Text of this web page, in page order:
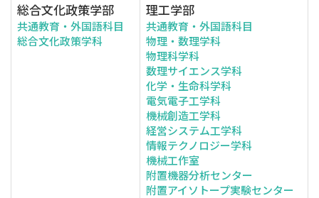
総合文化政策学部
共通教育・外国語科目
総合文化政策学科
理工学部
共通教育・外国語科目
物理・数理学科
物理科学科
数理サイエンス学科
化学・生命科学科
電気電子工学科
機械創造工学科
経営システム工学科
情報テクノロジー学科
機械工作室
附置機器分析センター
附置アイソトープ実験センター